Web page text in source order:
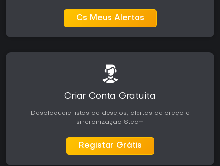
Os Meus Alertas
Criar Conta Gratuita
Desbloqueie listas de desejos, alertas de preço e
sincronização Steam
Registar Grátis